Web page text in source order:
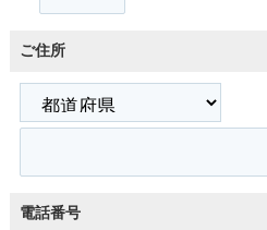
ご住所
電話番号